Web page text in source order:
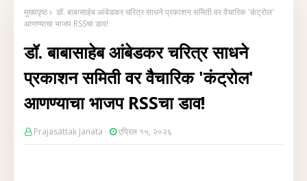
मुख्यपृष्ठ
डॉ. बाबासाहेब आंबेडकर चरित्र साधने प्रकाशन समिती वर वैचारिक 'कंट्रोल'
आणण्याचा भाजप RSSचा डाव!
डॉ. बाबासाहेब आंबेडकर चरित्र साधने
प्रकाशन समिती वर वैचारिक 'कंट्रोल'
आणण्याचा भाजप RSSचा डाव!
Prajasattak Janata एप्रिल १५, २०२६